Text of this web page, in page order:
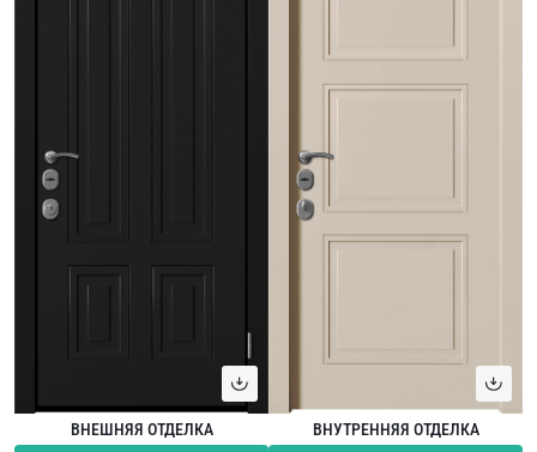
ВНЕШНЯЯ ОТДЕЛКА ВНУТРЕННЯЯ ОТДЕЛКА